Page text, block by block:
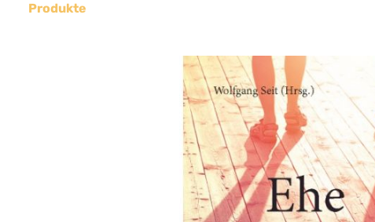
Produkte